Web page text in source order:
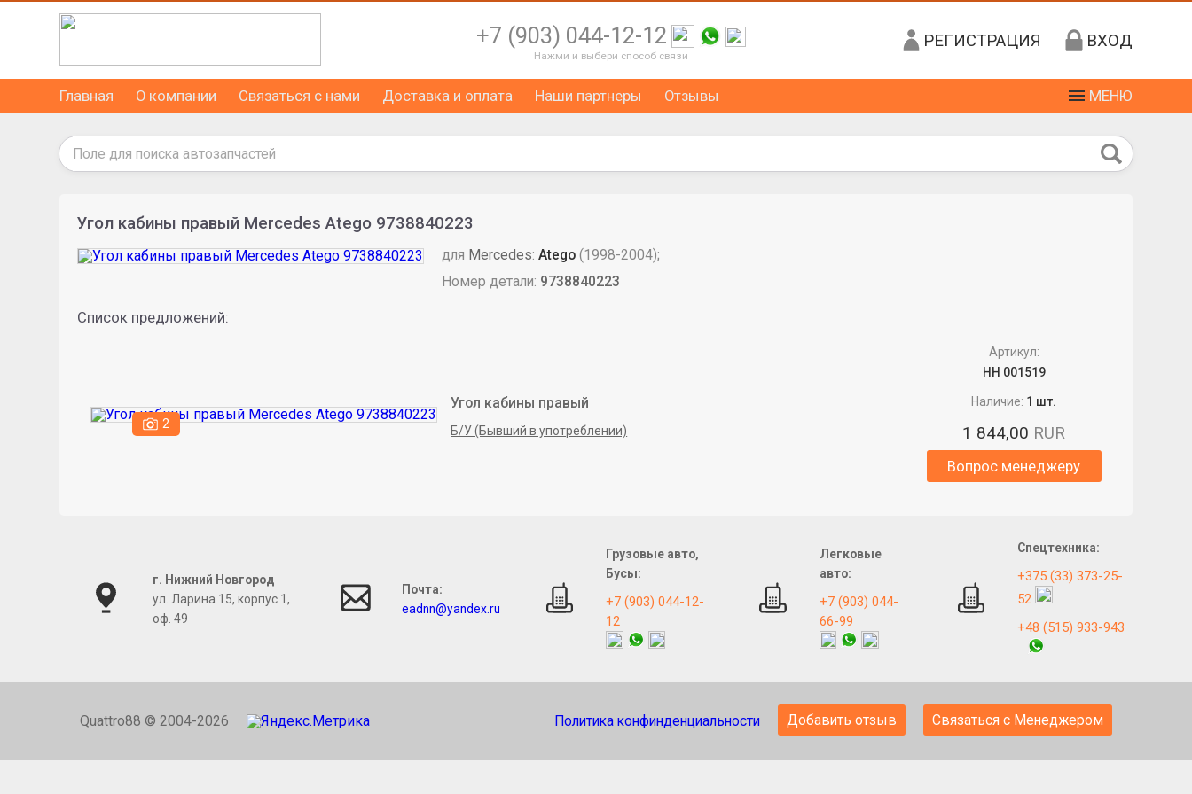
+7 (903) 044-12-12
Нажми и выбери способ связи
РЕГИСТРАЦИЯ ВХОД
Главная О компании Связаться с нами Доставка и оплата Наши партнеры Отзывы МЕНЮ
Угол кабины правый Mercedes Atego 9738840223
для Mercedes:Atego (1998-2004);
Номер детали: 9738840223
Список предложений:
2
Угол кабины правый
Б/У (Бывший в употреблении)
Артикул:
НН 001519
Наличие: 1 шт.
1 844,00 RUR
Вопрос менеджеру
г. Нижний Новгород
ул. Ларина 15, корпус 1,
оф. 49
Почта:
eadnn@yandex.ru
Грузовые авто,
Бусы:
+7 (903) 044-12-
12
Легковые
авто:
+7 (903) 044-
66-99
Спецтехника:
+375 (33) 373-25-
52
+48 (515) 933-943
Quattro88 © 2004-2026 Политика конфинденциальности Добавить отзыв Связаться с Менеджером